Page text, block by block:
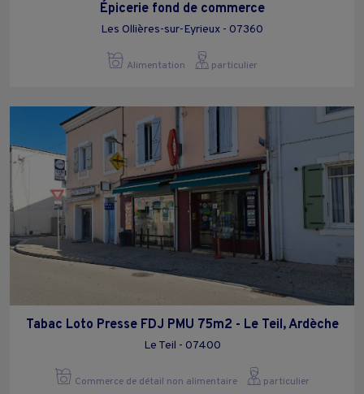
Épicerie fond de commerce
Les Ollières-sur-Eyrieux - 07360
Alimentation particulier
Tabac Loto Presse FDJ PMU 75m2 - Le Teil, Ardèche
Le Teil - 07400
Commerce de détail non alimentaire particulier